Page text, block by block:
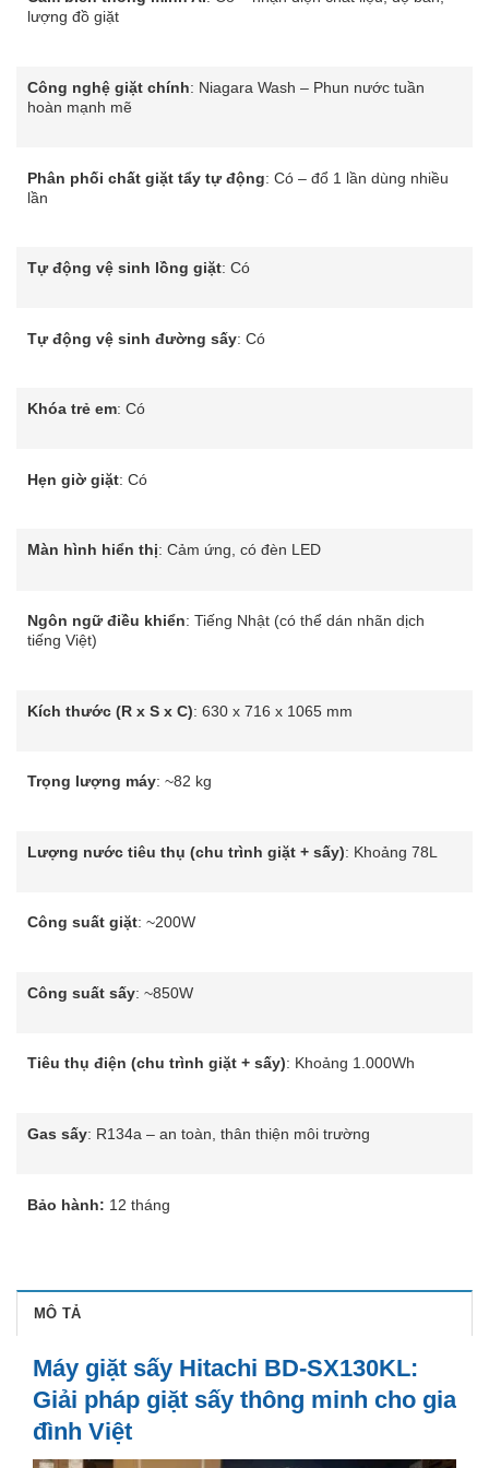
MÔ TẢ
Máy giặt sấy Hitachi BD-SX130KL:
Giải pháp giặt sấy thông minh cho gia
đình Việt
lượng đồ giặt
Công nghệ giặt chính: Niagara Wash – Phun nước tuần
hoàn mạnh mẽ
Phân phối chất giặt tẩy tự động: Có – đổ 1 lần dùng nhiều
lần
Tự động vệ sinh lồng giặt: Có
Tự động vệ sinh đường sấy: Có
Khóa trẻ em: Có
Hẹn giờ giặt: Có
Màn hình hiển thị: Cảm ứng, có đèn LED
Ngôn ngữ điều khiển: Tiếng Nhật (có thể dán nhãn dịch
tiếng Việt)
Kích thước (R x S x C): 630 x 716 x 1065 mm
Trọng lượng máy: ~82 kg
Lượng nước tiêu thụ (chu trình giặt + sấy): Khoảng 78L
Công suất giặt: ~200W
Công suất sấy: ~850W
Tiêu thụ điện (chu trình giặt + sấy): Khoảng 1.000Wh
Gas sấy: R134a – an toàn, thân thiện môi trường
Bảo hành: 12 tháng